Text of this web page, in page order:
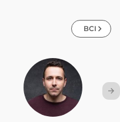
ВСІ